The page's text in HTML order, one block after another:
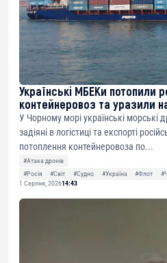
Українські МБЕКи потопили
контейнеровоз та уразили
У Чорному морі українські морські
задіяні в логістиці та експорті
потоплення контейнеровоза по...
#Атака дронів
#Росія
#Світ #Судно #Україна #Флот
1 Серпня, 202614:43